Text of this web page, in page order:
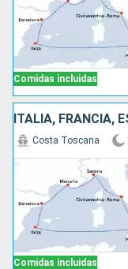
Comidas incluidas
Comidas incluidas
Costa Toscana